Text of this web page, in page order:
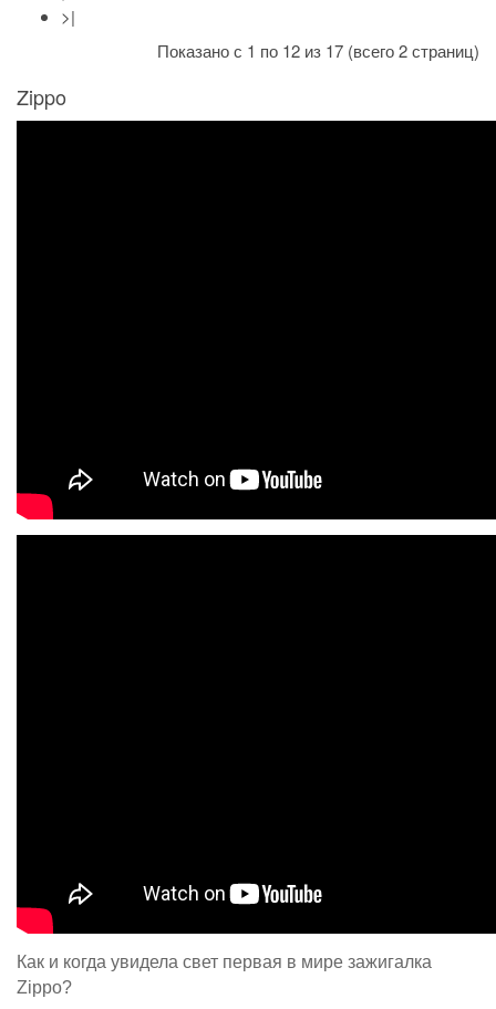
>|
Показано с 1 по 12 из 17 (всего 2 страниц)
Zippo
Как и когда увидела свет первая в мире зажигалка
Zippo?